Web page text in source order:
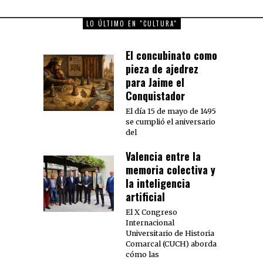
LO ÚLTIMO EN "CULTURA"
El concubinato como
pieza de ajedrez
para Jaime el
Conquistador
El día 15 de mayo de 1495
se cumplió el aniversario
del
Valencia entre la
memoria colectiva y
la inteligencia
artificial
El X Congreso
Internacional
Universitario de Historia
Comarcal (CUCH) aborda
cómo las